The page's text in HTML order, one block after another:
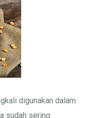
digunakan dalam
sudah sering